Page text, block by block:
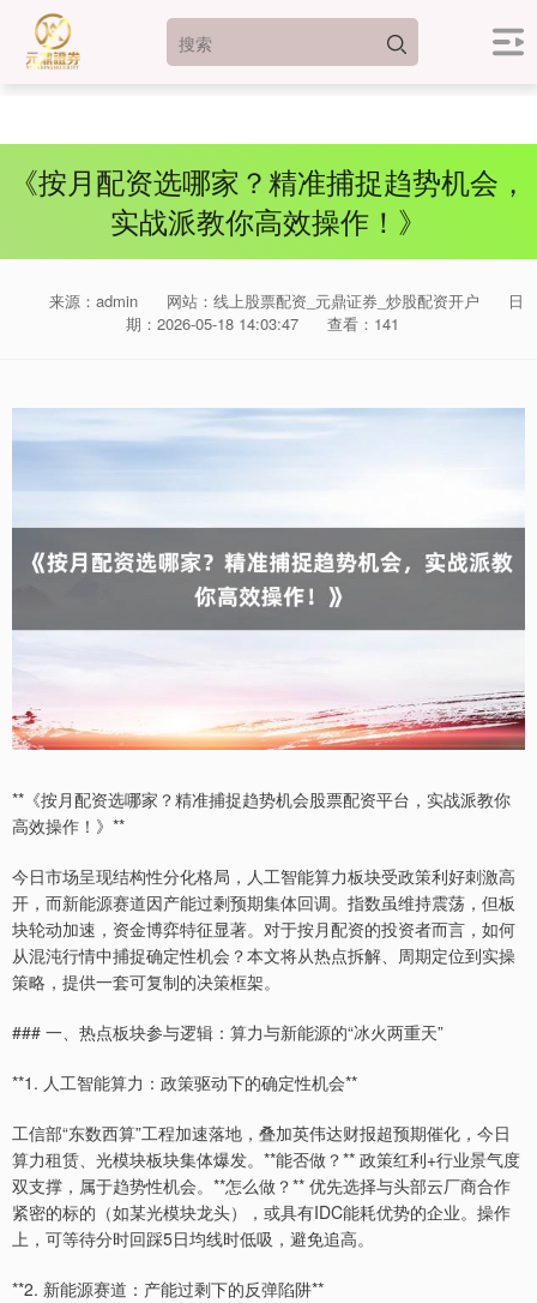
《按月配资选哪家？精准捕捉趋势机会，
实战派教你高效操作！》
来源：admin 网站：线上股票配资_元鼎证券_炒股配资开户
日
期：2026-05-18 14:03:47
查看：141
**《按月配资选哪家？精准捕捉趋势机会股票配资平台，实战派教你
高效操作！》**
今日市场呈现结构性分化格局，人工智能算力板块受政策利好刺激高
开，而新能源赛道因产能过剩预期集体回调。指数虽维持震荡，但板
块轮动加速，资金博弈特征显著。对于按月配资的投资者而言，如何
从混沌行情中捕捉确定性机会？本文将从热点拆解、周期定位到实操
策略，提供一套可复制的决策框架。
### 一、热点板块参与逻辑：算力与新能源的“冰火两重天”
**1. 人工智能算力：政策驱动下的确定性机会**
工信部“东数西算”工程加速落地，叠加英伟达财报超预期催化，今日
算力租赁、光模块板块集体爆发。**能否做？** 政策红利+行业景气度
双支撑，属于趋势性机会。**怎么做？** 优先选择与头部云厂商合作
紧密的标的（如某光模块龙头），或具有IDC能耗优势的企业。操作
上，可等待分时回踩5日均线时低吸，避免追高。
**2. 新能源赛道：产能过剩下的反弹陷阱**